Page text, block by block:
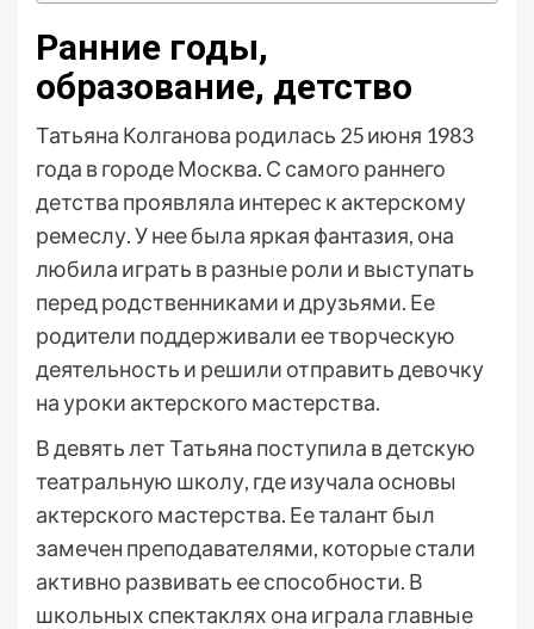
Ранние годы,
образование, детство
Татьяна Колганова родилась 25 июня 1983
года в городе Москва. С самого раннего
детства проявляла интерес к актерскому
ремеслу. У нее была яркая фантазия, она
любила играть в разные роли и выступать
перед родственниками и друзьями. Ее
родители поддерживали ее творческую
деятельность и решили отправить девочку
на уроки актерского мастерства.
В девять лет Татьяна поступила в детскую
театральную школу, где изучала основы
актерского мастерства. Ее талант был
замечен преподавателями, которые стали
активно развивать ее способности. В
школьных спектаклях она играла главные